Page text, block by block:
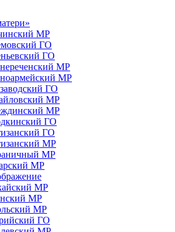
МР
ГО
ГО
МР
МР
ГО
МР
МР
ГО
ГО
МР
МР
МР
МР
МР
МР
ГО